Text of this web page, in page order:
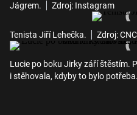
Jágrem.
Zdroj: Instagram
Tenista Jiří Lehečka. Zdroj:
Lucie po boku Jirky září štěstím.
i stěhovala, kdyby to bylo potřeba.